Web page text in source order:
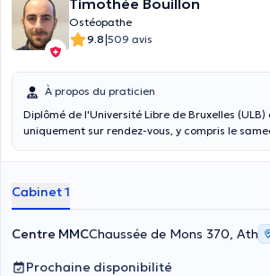
Timothée Bouillon
Ostéopathe
9.8|509 avis
À propos du praticien
Diplômé de l'Université Libre de Bruxelles (ULB) en
uniquement sur rendez-vous, y compris le samedi. Formé
enceintes, j’exerce du côté de Quévy-le-
par téléphone (0497/11.03.10) en cas
questions. Des plages horaires sont prévues
charge en urgence! NB : Toute consultation non
prévenir sera facturée 30€.
Cabinet 1
Centre MMCChaussée de Mons 370, Ath
Prochaine disponibilité